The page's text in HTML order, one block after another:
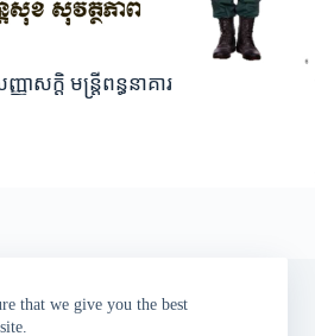
that we give you the best
សក្តិ មន្ត្រីពន្ធនាគារ